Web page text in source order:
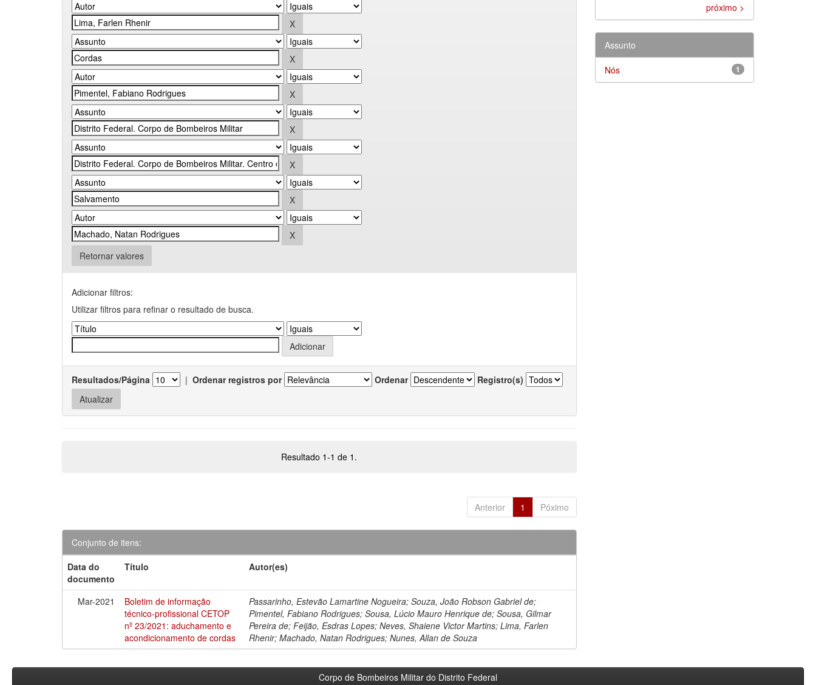
Retornar valores
Adicionar filtros:
Utilizar filtros para refinar o resultado de busca.
Resultados/Página | Ordenar registros por Ordenar Registro(s)
Resultado 1-1 de 1.
Anterior 1 Póximo
Conjunto de itens:
Data do
documento
Título Autor(es)
Mar-2021
Boletim de informação
técnico-profissional CETOP
nº 23/2021: aduchamento e
acondicionamento de cordas
Passarinho, Estevão Lamartine Nogueira; Souza, João Robson Gabriel de;
Pimentel, Fabiano Rodrigues; Sousa, Lúcio Mauro Henrique de; Sousa, Gilmar
Pereira de; Feijão, Esdras Lopes; Neves, Shaiene Victor Martins; Lima, Farlen
Rhenir; Machado, Natan Rodrigues; Nunes, Allan de Souza
próximo >
Assunto
1
Nós
Corpo de Bombeiros Militar do Distrito Federal